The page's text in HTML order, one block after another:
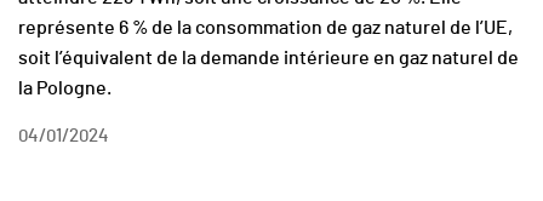
représente 6 % de la consommation de gaz naturel de l’UE,
soit l’équivalent de la demande intérieure en gaz naturel de
la Pologne.
04/01/2024